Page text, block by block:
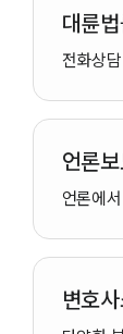
대륜
전화상담
언론
언론에
변호